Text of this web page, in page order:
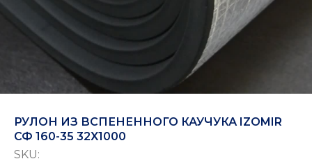
РУЛОН ИЗ ВСПЕНЕННОГО КАУЧУКА IZOMIR
СФ 160-35 32X1000
SKU: